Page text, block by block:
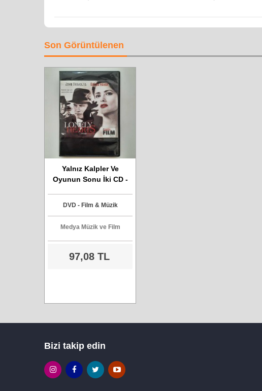
Son Görüntülenen
Yalnız Kalpler Ve
Oyunun Sonu İki CD -
DVD - Film & Müzik
Medya Müzik ve Film
97,08 TL
Bizi takip edin